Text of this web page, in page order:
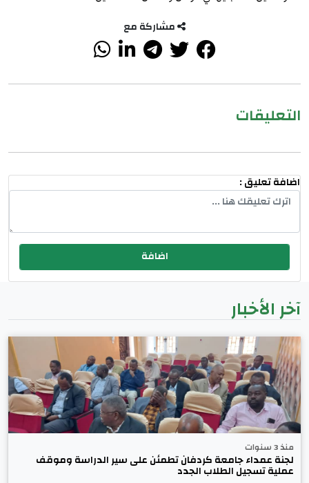
مشاركة مع
التعليقات
اضافة تعليق :
آخر الأخبار
منذ 3 سنوات
لجنة عمداء جامعة كردفان تطمئن على سير الدراسة وموقف
عملية تسجيل الطلاب الجدد